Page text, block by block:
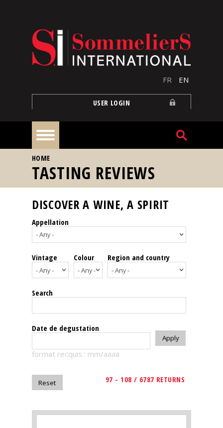
FR EN
USER LOGIN
Home
Our
events
Spirits
Tasting
reviews
The
magazine
Magazine
YOU ARE HERE
HOME
TASTING REVIEWS
DISCOVER A WINE, A SPIRIT
Appellation
Vintage Colour Region and country
Search
Date de degustation
format recquis : mm/aaaa
97 - 108 / 6787 RETURNS